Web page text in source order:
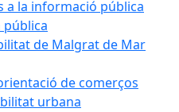
a la informació pública
pública
de Malgrat de Mar
de comerços
urbana